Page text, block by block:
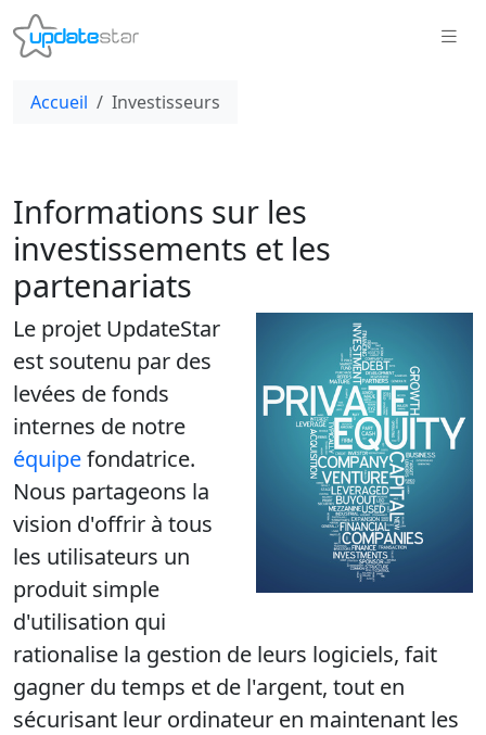
Accueil Investisseurs
Informations sur les
investissements et les
partenariats
Le projet UpdateStar
est soutenu par des
levées de fonds
internes de notre
équipefondatrice.
Nous partageons la
vision d'offrir à tous
les utilisateurs un
produit simple
d'utilisation qui
rationalise la gestion de leurs logiciels, fait
gagner du temps et de l'argent, tout en
sécurisant leur ordinateur en maintenant les